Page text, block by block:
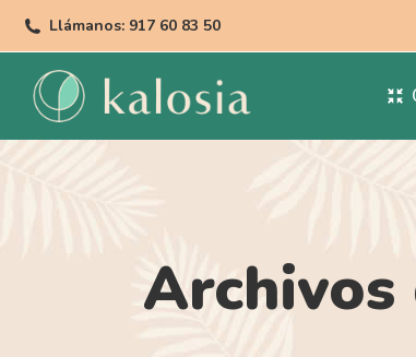
Llámanos: 917 60 83 50